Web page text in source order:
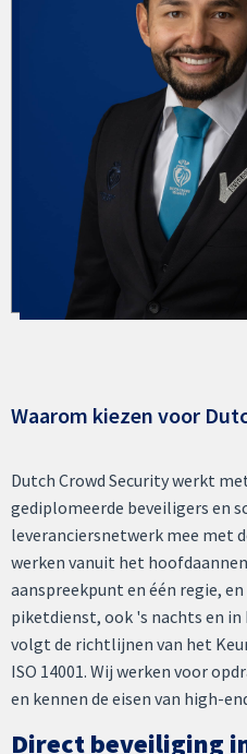
Waarom kiezen voor
Dutch Crowd Security werkt
gediplomeerde beveiligers en
leveranciersnetwerk mee met
werken vanuit het
aanspreekpunt en één regie,
piketdienst, ook 's nachts en in
volgt de richtlijnen van het
ISO 14001. Wij werken voor
en kennen de eisen van high-
Direct beveiliging